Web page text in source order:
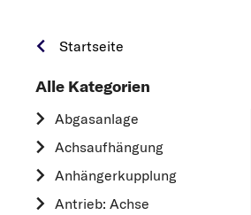
Startseite
Alle Kategorien
Abgasanlage
Achsaufhängung
Anhängerkupplung
Antrieb: Achse